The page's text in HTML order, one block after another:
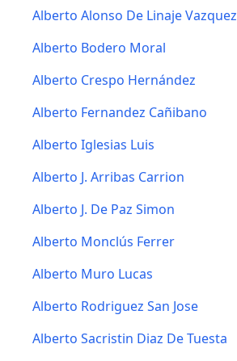
Alberto Alonso De Linaje Vazquez
Alberto Bodero Moral
Alberto Crespo Hernández
Alberto Fernandez Cañibano
Alberto Iglesias Luis
Alberto J. Arribas Carrion
Alberto J. De Paz Simon
Alberto Monclús Ferrer
Alberto Muro Lucas
Alberto Rodriguez San Jose
Alberto Sacristin Diaz De Tuesta